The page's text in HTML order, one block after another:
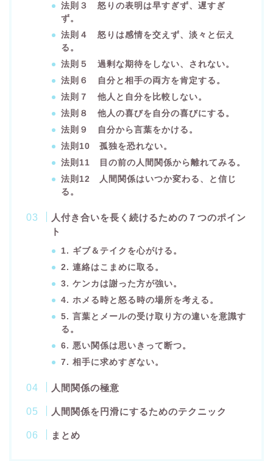
法則３ 怒りの表明は早すぎず、遅すぎ
ず。
法則４ 怒りは感情を交えず、淡々と伝え
る。
法則５ 過剰な期待をしない、されない。
法則６ 自分と相手の両方を肯定する。
法則７ 他人と自分を比較しない。
法則８ 他人の喜びを自分の喜びにする。
法則９ 自分から言葉をかける。
法則10 孤独を恐れない。
法則11 目の前の人間関係から離れてみる。
法則12 人間関係はいつか変わる、と信じ
る。
人付き合いを長く続けるための７つのポイン
ト
1. ギブ＆テイクを心がける。
2. 連絡はこまめに取る。
3. ケンカは謝った方が強い。
4. ホメる時と怒る時の場所を考える。
5. 言葉とメールの受け取り方の違いを意識す
る。
6. 悪い関係は思いきって断つ。
7. 相手に求めすぎない。
人間関係の極意
人間関係を円滑にするためのテクニック
まとめ